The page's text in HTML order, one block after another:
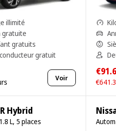
illimité
gratuite
gratuits
gratuit
Voir
Hybrid
L, 5 places